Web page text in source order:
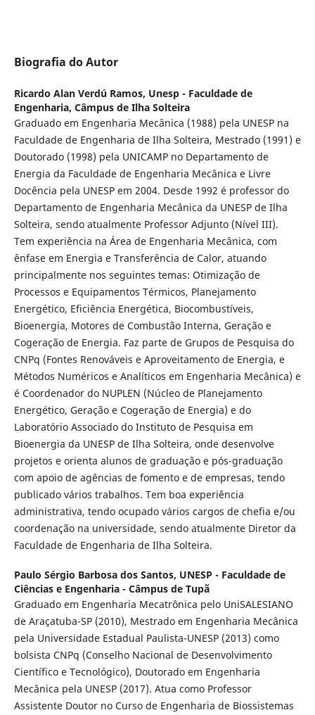
Biografia do Autor
Ricardo Alan Verdú Ramos, Unesp - Faculdade de
Engenharia, Câmpus de Ilha Solteira
Graduado em Engenharia Mecânica (1988) pela UNESP na
Faculdade de Engenharia de Ilha Solteira, Mestrado (1991) e
Doutorado (1998) pela UNICAMP no Departamento de
Energia da Faculdade de Engenharia Mecânica e Livre
Docência pela UNESP em 2004. Desde 1992 é professor do
Departamento de Engenharia Mecânica da UNESP de Ilha
Solteira, sendo atualmente Professor Adjunto (Nível III).
Tem experiência na Área de Engenharia Mecânica, com
ênfase em Energia e Transferência de Calor, atuando
principalmente nos seguintes temas: Otimização de
Processos e Equipamentos Térmicos, Planejamento
Energético, Eficiência Energética, Biocombustíveis,
Bioenergia, Motores de Combustão Interna, Geração e
Cogeração de Energia. Faz parte de Grupos de Pesquisa do
CNPq (Fontes Renováveis e Aproveitamento de Energia, e
Métodos Numéricos e Analíticos em Engenharia Mecânica) e
é Coordenador do NUPLEN (Núcleo de Planejamento
Energético, Geração e Cogeração de Energia) e do
Laboratório Associado do Instituto de Pesquisa em
Bioenergia da UNESP de Ilha Solteira, onde desenvolve
projetos e orienta alunos de graduação e pós-graduação
com apoio de agências de fomento e de empresas, tendo
publicado vários trabalhos. Tem boa experiência
administrativa, tendo ocupado vários cargos de chefia e/ou
coordenação na universidade, sendo atualmente Diretor da
Faculdade de Engenharia de Ilha Solteira.
Paulo Sérgio Barbosa dos Santos, UNESP - Faculdade de
Ciências e Engenharia - Câmpus de Tupã
Graduado em Engenharia Mecatrônica pelo UniSALESIANO
de Araçatuba-SP (2010), Mestrado em Engenharia Mecânica
pela Universidade Estadual Paulista-UNESP (2013) como
bolsista CNPq (Conselho Nacional de Desenvolvimento
Científico e Tecnológico), Doutorado em Engenharia
Mecânica pela UNESP (2017). Atua como Professor
Assistente Doutor no Curso de Engenharia de Biossistemas